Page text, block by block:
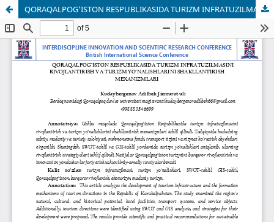
QORAQALPOG’ISTON RESPUBLIKASIDA TURIZM INFRATUZILMASINI RIVOJLANTIRISH VA TURIZM YO‘NALISHLARINI SHAKLLANTIRISH MEXANIZMLARI